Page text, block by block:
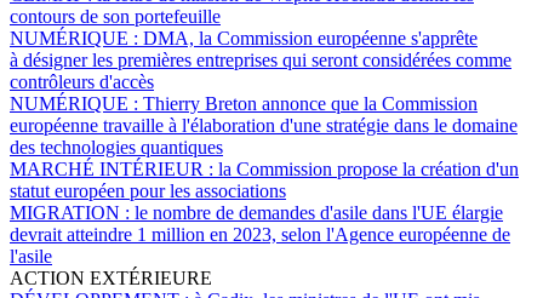
contours de son portefeuille
NUMÉRIQUE : DMA, la Commission européenne s'apprête
à désigner les premières entreprises qui seront considérées comme
contrôleurs d'accès
NUMÉRIQUE : Thierry Breton annonce que la Commission
européenne travaille à l'élaboration d'une stratégie dans le domaine
des technologies quantiques
MARCHÉ INTÉRIEUR : la Commission propose la création d'un
statut européen pour les associations
MIGRATION : le nombre de demandes d'asile dans l'UE élargie
devrait atteindre 1 million en 2023, selon l'Agence européenne de
l'asile
ACTION EXTÉRIEURE